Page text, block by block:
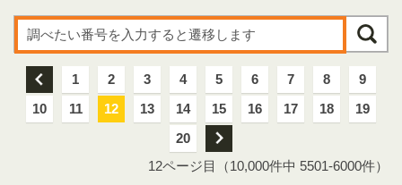
前 1 2 3 4 5 6 7 8
9
10
11 12 13 14 15 16 17 18
19
20
次
12ページ目（10,000件中 5501-6000件）